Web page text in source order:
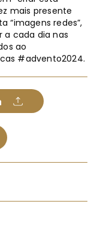
mais presente
“imagens redes”,
cada dia nas
ao
#advento2024.